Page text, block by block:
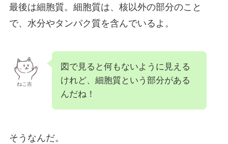
最後は細胞質。細胞質は、核以外の部分のこと
で、水分やタンパク質を含んでいるよ。
ねこ吉
図で見ると何もないように見える
けれど、細胞質という部分がある
んだね！
そうなんだ。